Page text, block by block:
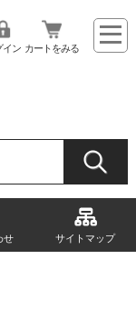
イン カートをみる
せ サイトマップ